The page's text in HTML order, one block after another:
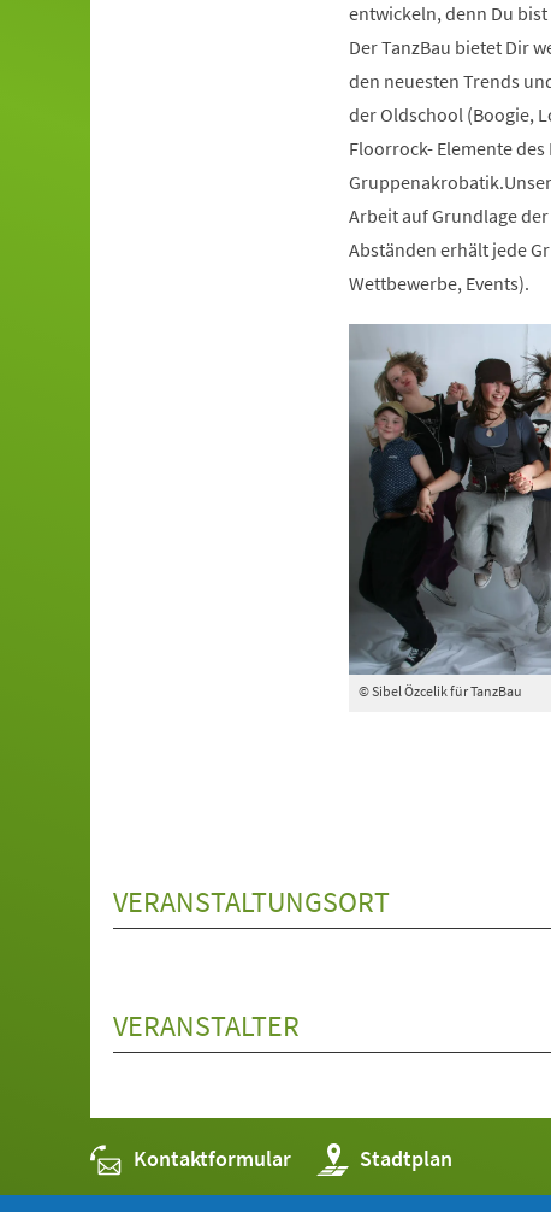
entwickeln, denn Du
Der TanzBau bietet Dir
den neuesten Trends
der Oldschool (Boogie,
Floorrock- Elemente
Arbeit auf Grundlage
Abständen erhält jede
Wettbewerbe, Events).
© Sibel Özcelik für TanzBau
VERANSTALTUNGSORT
VERANSTALTER
Kontaktformular Stadtplan
(Öffnet
in
einem